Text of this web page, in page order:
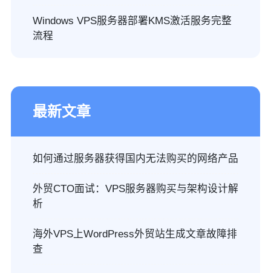
Windows VPS服务器部署KMS激活服务完整
流程
最新文章
如何通过服务器获得国内无法购买的网络产品
外贸CTO面试：VPS服务器购买与架构设计解
析
海外VPS上WordPress外贸站生成文章故障排
查